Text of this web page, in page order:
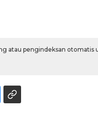
atau pengindeksan otomatis